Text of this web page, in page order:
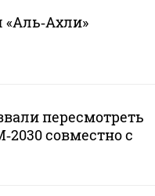
пересмотреть
совместно с